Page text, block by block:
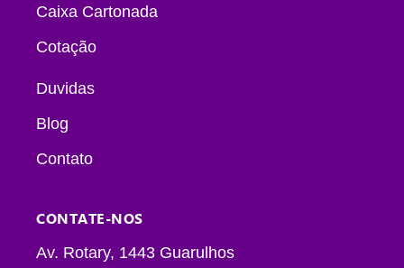
Caixa Cartonada
Cotação
Duvidas
Blog
Contato
CONTATE-NOS
Av. Rotary, 1443 Guarulhos